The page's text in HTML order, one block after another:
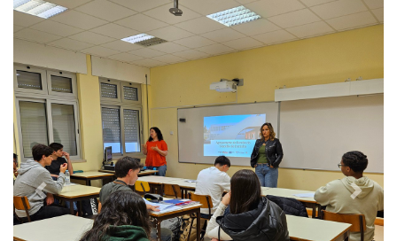
Previous Next